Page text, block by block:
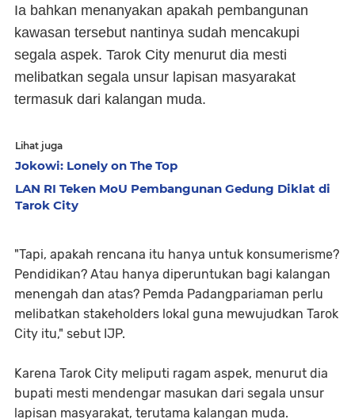
Ia bahkan menanyakan apakah pembangunan
kawasan tersebut nantinya sudah mencakupi
segala aspek. Tarok City menurut dia mesti
melibatkan segala unsur lapisan masyarakat
termasuk dari kalangan muda.
Lihat juga
Jokowi: Lonely on The Top
LAN RI Teken MoU Pembangunan Gedung Diklat di
Tarok City
"Tapi, apakah rencana itu hanya untuk konsumerisme?
Pendidikan? Atau hanya diperuntukan bagi kalangan
menengah dan atas? Pemda Padangpariaman perlu
melibatkan stakeholders lokal guna mewujudkan Tarok
City itu," sebut IJP.
Karena Tarok City meliputi ragam aspek, menurut dia
bupati mesti mendengar masukan dari segala unsur
lapisan masyarakat, terutama kalangan muda.